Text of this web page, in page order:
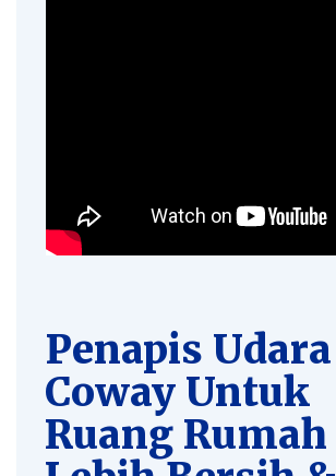
Penapis Udara
Coway Untuk
Ruang Rumah